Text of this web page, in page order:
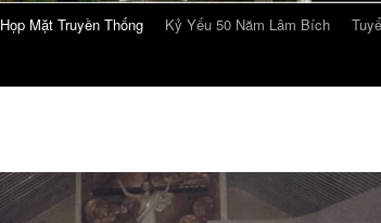
Họp Mặt Truyền Thống Kỷ Yếu 50 Năm Lâm Bích